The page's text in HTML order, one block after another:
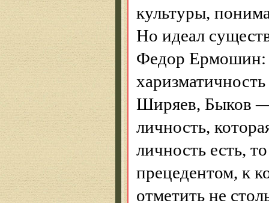
культуры,
Но идеал
Федор Ермошин
харизматичность
Ширяев, Быков —
личность,
личность есть,
прецедентом, к
отметить не